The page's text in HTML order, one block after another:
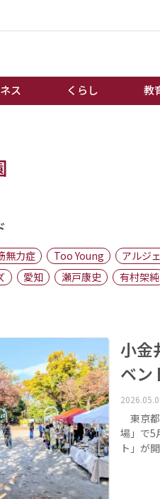
ス くらし 教
地域
キー
無力症 Too Young アルジ
愛知 瀬戸康史
有村架純
小金
ベン
東京都
場」で5
ト」が